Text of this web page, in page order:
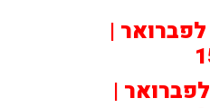
שישי | 23 לפברואר |
מוצ"ש | 24 לפברואר |